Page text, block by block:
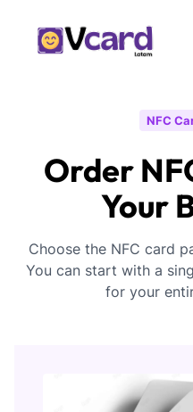
NFC
Order
Your
Choose the NFC card
You can start with a
for your